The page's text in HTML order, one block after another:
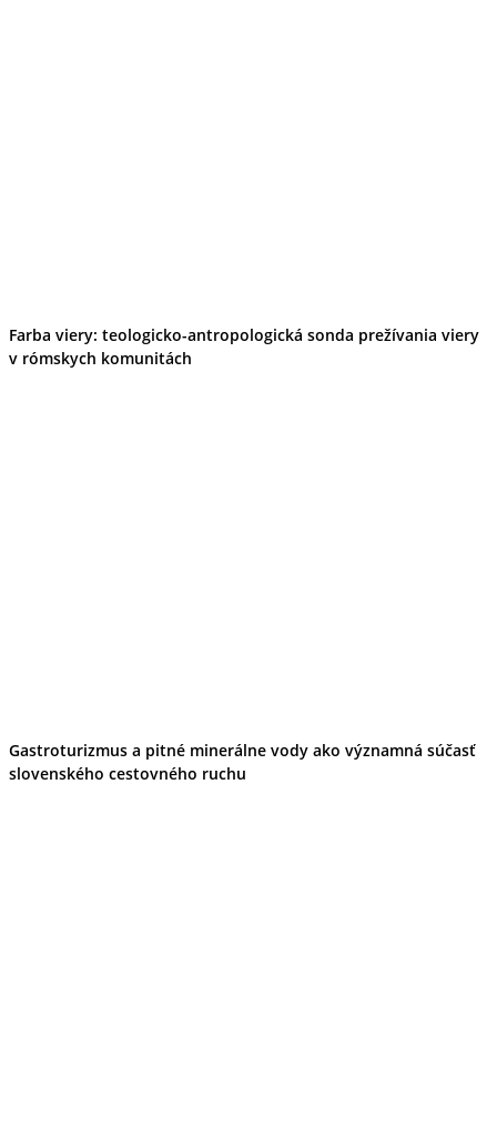
Farba viery: teologicko-antropologická sonda prežívania viery
v rómskych komunitách
Gastroturizmus a pitné minerálne vody ako významná súčasť
slovenského cestovného ruchu